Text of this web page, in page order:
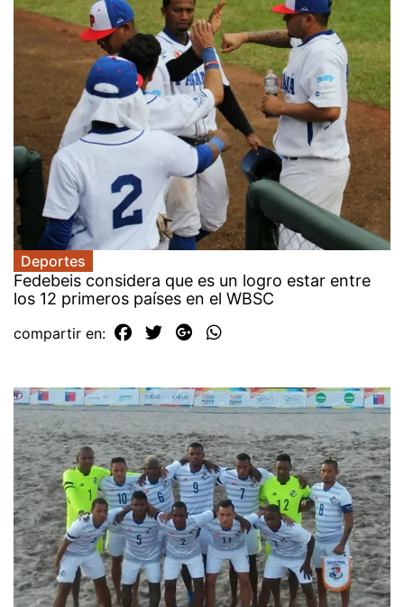
Deportes
Fedebeis considera que es un logro estar entre
los 12 primeros países en el WBSC
compartir en: